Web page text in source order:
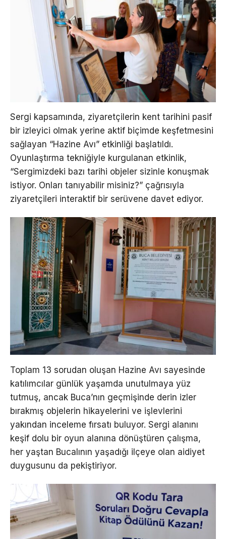
Sergi kapsamında, ziyaretçilerin kent tarihini pasif
bir izleyici olmak yerine aktif biçimde keşfetmesini
sağlayan “Hazine Avı” etkinliği başlatıldı.
Oyunlaştırma tekniğiyle kurgulanan etkinlik,
“Sergimizdeki bazı tarihi objeler sizinle konuşmak
istiyor. Onları tanıyabilir misiniz?” çağrısıyla
ziyaretçileri interaktif bir serüvene davet ediyor.
Toplam 13 sorudan oluşan Hazine Avı sayesinde
katılımcılar günlük yaşamda unutulmaya yüz
tutmuş, ancak Buca’nın geçmişinde derin izler
bırakmış objelerin hikayelerini ve işlevlerini
yakından inceleme fırsatı buluyor. Sergi alanını
keşif dolu bir oyun alanına dönüştüren çalışma,
her yaştan Bucalının yaşadığı ilçeye olan aidiyet
duygusunu da pekiştiriyor.